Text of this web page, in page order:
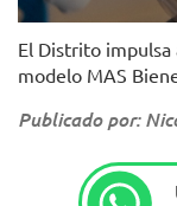
El Distrito impulsa
modelo MAS
Publicado por: